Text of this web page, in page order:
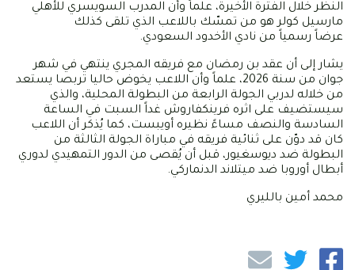
النظر خلال الفترة الأخيرة، علماً وأن المدرب السويسري للأهلي
مارسيل كولر هو من تمسّك باللاعب الذي تلقى كذلك
عرضاً رسمياً من نادي الأخدود السعودي.
يشار إلى أن عقد بن رمضان مع فريقه المجري ينتهي في شهر
جوان من سنة 2026، علماً وأن اللاعب يخوض حاليا تربصا يستعد
من خلاله لدربي الجولة الرابعة من البطولة المحلية، والذي
سيستضيف على اثره فرينكفاروش غداً السبت في الساعة
السادسة والنصف مساءً نظيره أويبست، كما يُذكر أن اللاعب
كان قد دوّن على ثنائية فريقه في مباراة الجولة الثالثة من
البطولة ضد ديوسغيور، قبل أن يُقصى من الدور التمهيدي لدوري
أبطال أوروبا ضد ميتلاند الدنماركي.
محمد أمين بالليري